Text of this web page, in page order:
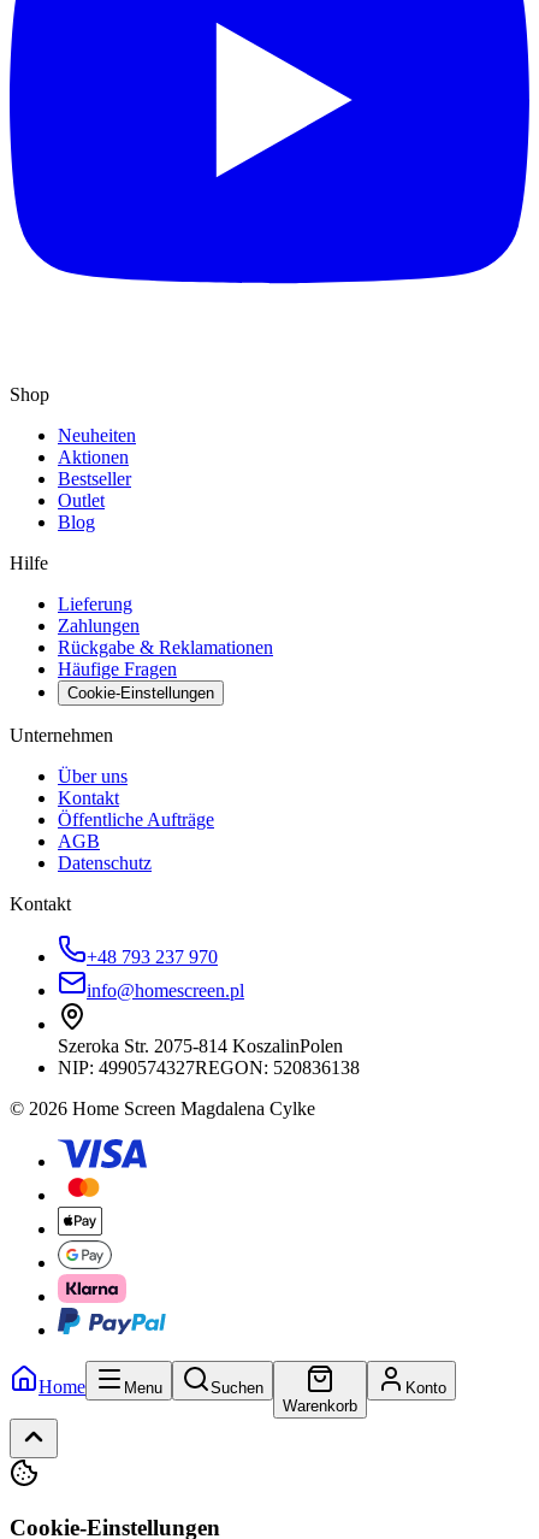
Shop
Neuheiten
Aktionen
Bestseller
Outlet
Blog
Hilfe
Lieferung
Zahlungen
Rückgabe & Reklamationen
Häufige Fragen
Cookie-Einstellungen
Unternehmen
Über uns
Kontakt
Öffentliche Aufträge
AGB
Datenschutz
Kontakt
+48 793 237 970
info@homescreen.pl
Szeroka Str. 2075-814 KoszalinPolen
NIP: 4990574327REGON: 520836138
© 2026 Home Screen Magdalena Cylke
Home Menu
Suchen
Warenkorb
Konto
Cookie-Einstellungen